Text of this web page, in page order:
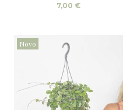
7,00 €
Novo